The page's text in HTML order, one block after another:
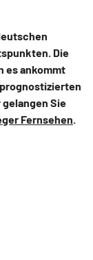
Die
es ankommt
Sie
Fernsehen.